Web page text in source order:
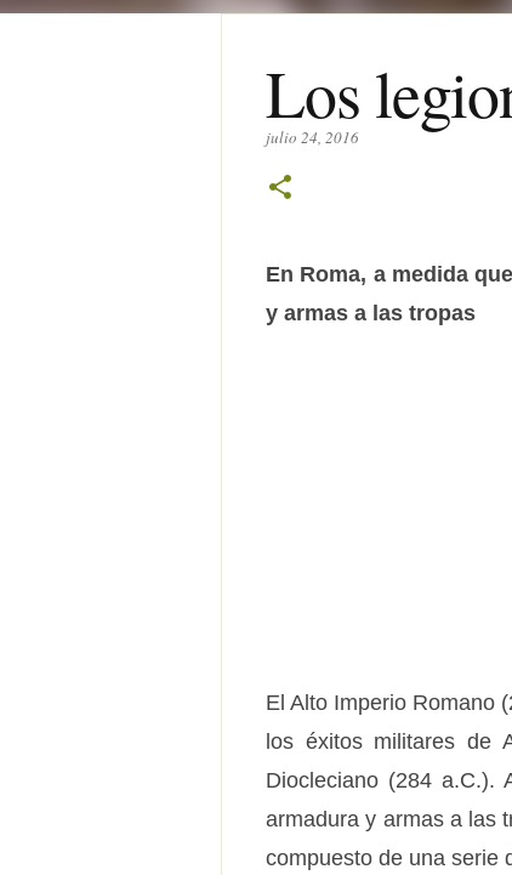
Los
julio 24, 2016
En Roma, a medida
y armas a las tropas
El Alto Imperio Romano
los éxitos militares de
Diocleciano (284 a.C.).
armadura y armas a las
compuesto de una serie